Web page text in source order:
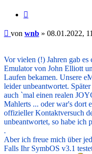
Beitrag
von wnb » 08.01.2022,
Vor vielen (!) Jahren gab
Emulator von John Elliott
Laufen bekamen. Unsere
leider unbeantwortet.
auch `mal einen realen
Mahlerts ... oder war's dort
offizieller Kontaktversuch
unbeantwortet, so habe ich
.
Aber ich freue mich über
Falls Ihr SymbOS v3.1